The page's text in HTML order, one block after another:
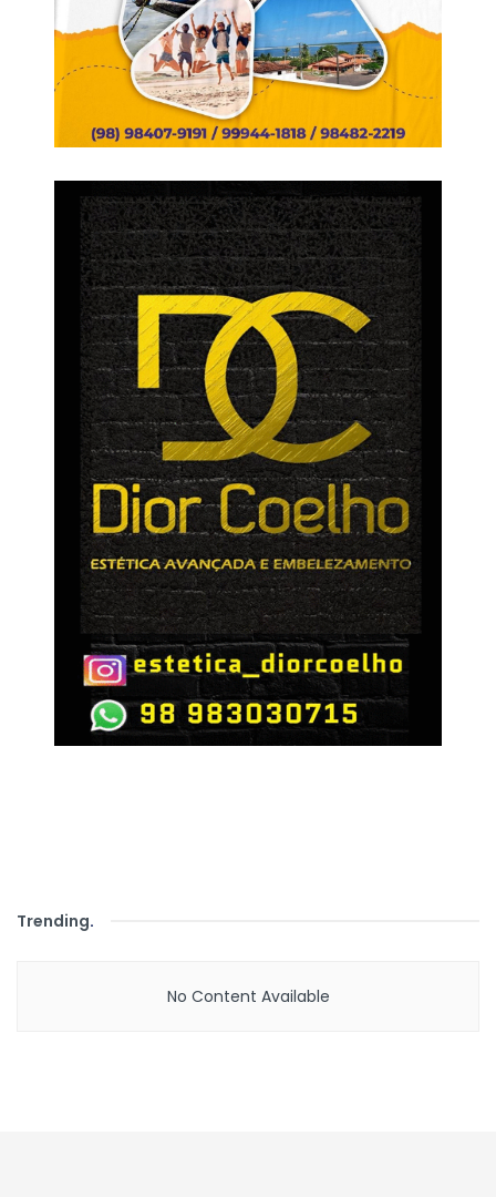
Trending.
No Content Available